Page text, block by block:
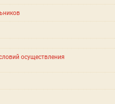
осуществления